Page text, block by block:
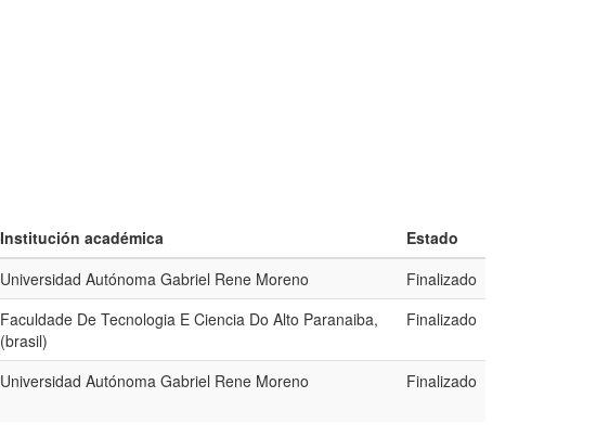
Institución académica
Estado
Universidad Autónoma Gabriel Rene Moreno
Finalizado
Faculdade De Tecnologia E Ciencia Do Alto Paranaiba,
(brasil)
Finalizado
Universidad Autónoma Gabriel Rene Moreno Finalizado